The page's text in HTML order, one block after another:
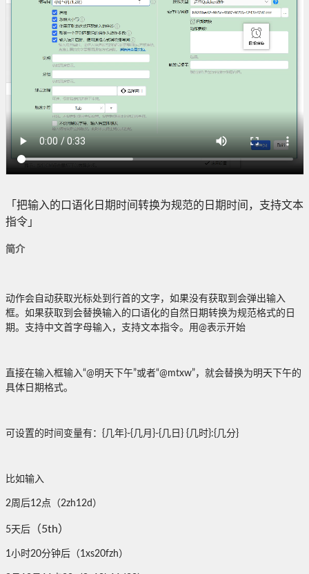
「把输入的口语化日期时间转换为规范的日期时间，支持文本
指令」
简介
动作会自动获取光标处到行首的文字，如果没有获取到会弹出输入
框。如果获取到会替换输入的口语化的自然日期转换为规范格式的日
期。支持中文首字母输入，支持文本指令。用@表示开始
直接在输入框输入“@明天下午”或者“@mtxw”，就会替换为明天下午的
具体日期格式。
可设置的时间变量有：{几年}-{几月}-{几日} {几时}:{几分}
比如输入
2周后12点（2zh12d）
5天后 （5th）
1小时20分钟后（1xs20fzh）